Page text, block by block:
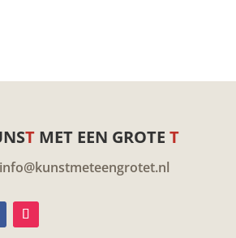
T MET EEN GROTET
info@kunstmeteengrotet.nl